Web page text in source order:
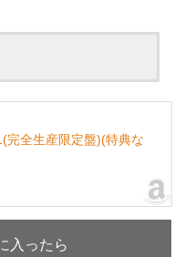
完全生産限定盤)(特典な
入ったら